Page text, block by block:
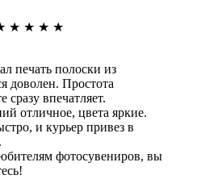
★ ★ ★ ★
печать полоски из
доволен. Простота
сразу впечатляет.
отличное, цвета яркие.
и курьер привез в
фотосувениров, вы